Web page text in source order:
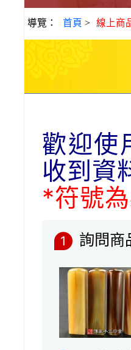
導覽： 首頁 > 線上商
歡迎使
收到資
*符號
1 詢問商